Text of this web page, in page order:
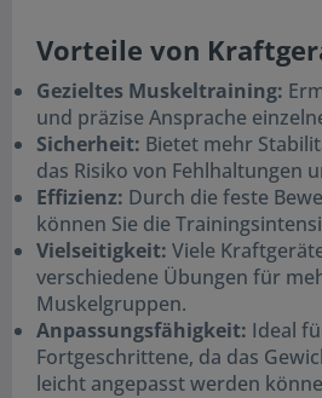
Vorteile von
Gezieltes Muskeltraining:
und präzise Ansprache
Sicherheit: Bietet mehr
das Risiko von Fehlhaltungen
Effizienz: Durch die feste
können Sie die
Vielseitigkeit: Viele
verschiedene Übungen für
Muskelgruppen.
Anpassungsfähigkeit: Ideal
Fortgeschrittene, da das
leicht angepasst werden